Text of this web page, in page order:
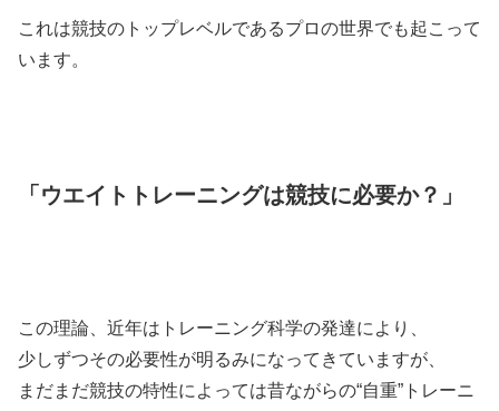
これは競技のトップレベルであるプロの世界でも起こって
います。
「ウエイトトレーニングは競技に必要か？」
この理論、近年はトレーニング科学の発達により、
少しずつその必要性が明るみになってきていますが、
まだまだ競技の特性によっては昔ながらの“自重”トレーニ